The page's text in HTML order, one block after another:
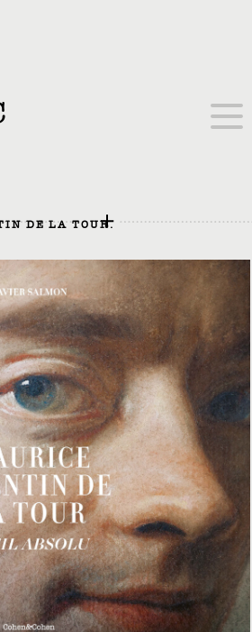
DE LA TOUR.